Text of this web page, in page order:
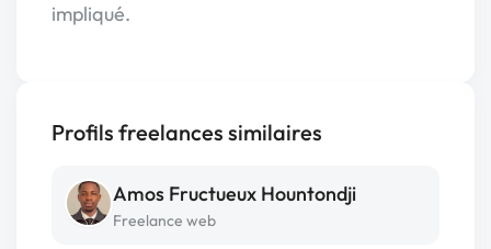
impliqué.
Profils freelances similaires
Amos Fructueux Hountondji
Freelance web